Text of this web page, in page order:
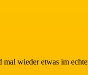
wieder etwas im